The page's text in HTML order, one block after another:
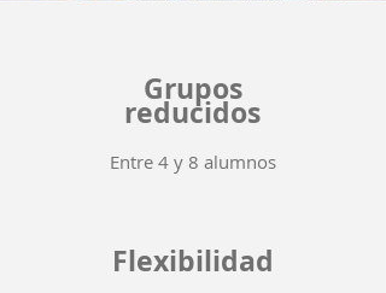
Grupos
reducidos
Entre 4 y 8 alumnos
Flexibilidad